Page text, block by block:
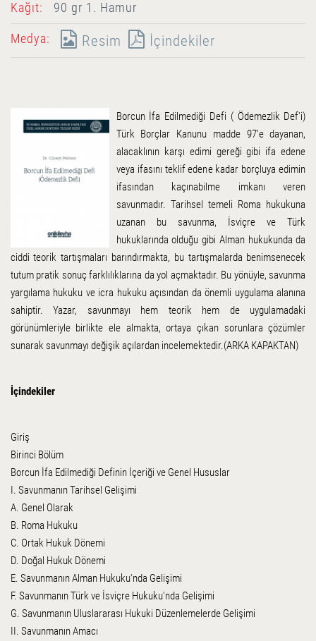
Kağıt: 90 gr 1. Hamur
Medya: Resim İçindekiler
Borcun İfa Edilmediği Defi ( Ödemezlik Def'i)
Türk Borçlar Kanunu madde 97'e dayanan,
alacaklının karşı edimi gereği gibi ifa edene
veya ifasını teklif edene kadar borçluya edimin
ifasından kaçınabilme imkanı veren
savunmadır. Tarihsel temeli Roma hukukuna
uzanan bu savunma, İsviçre ve Türk
hukuklarında olduğu gibi Alman hukukunda da
ciddi teorik tartışmaları barındırmakta, bu tartışmalarda benimsenecek
tutum pratik sonuç farklılıklarına da yol açmaktadır. Bu yönüyle, savunma
yargılama hukuku ve icra hukuku açısından da önemli uygulama alanına
sahiptir. Yazar, savunmayı hem teorik hem de uygulamadaki
görünümleriyle birlikte ele almakta, ortaya çıkan sorunlara çözümler
sunarak savunmayı değişik açılardan incelemektedir.(ARKA KAPAKTAN)
İçindekiler
Giriş
Birinci Bölüm
Borcun İfa Edilmediği Definin İçeriği ve Genel Hususlar
I. Savunmanın Tarihsel Gelişimi
A. Genel Olarak
B. Roma Hukuku
C. Ortak Hukuk Dönemi
D. Doğal Hukuk Dönemi
E. Savunmanın Alman Hukuku'nda Gelişimi
F. Savunmanın Türk ve İsviçre Hukuku'nda Gelişimi
G. Savunmanın Uluslararası Hukuki Düzenlemelerde Gelişimi
II. Savunmanın Amacı